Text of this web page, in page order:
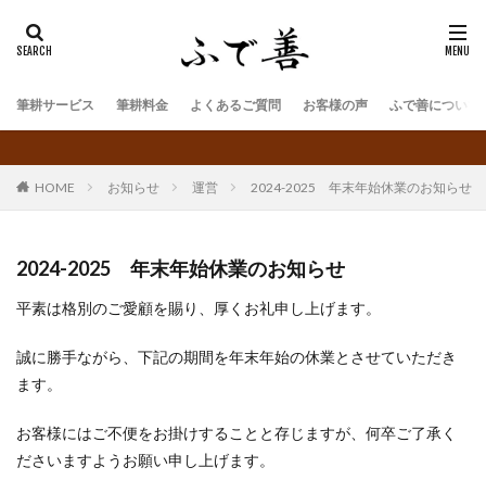
筆耕サービス 筆耕料金 よくあるご質問 お客様の声 ふで善について
HOME お知らせ 運営 2024-2025 年末年始休業のお知らせ
2024-2025 年末年始休業のお知らせ
平素は格別のご愛顧を賜り、厚くお礼申し上げます。
誠に勝手ながら、下記の期間を年末年始の休業とさせていただき
ます。
お客様にはご不便をお掛けすることと存じますが、何卒ご了承く
ださいますようお願い申し上げます。